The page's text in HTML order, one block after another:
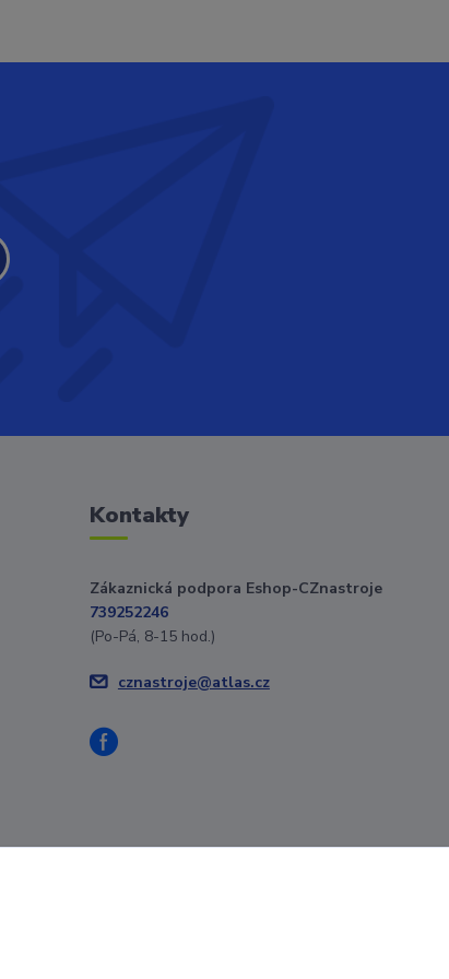
Kontakty
Zákaznická podpora Eshop-CZnastroje
739252246
(Po-Pá, 8-15 hod.)
cznastroje@atlas.cz